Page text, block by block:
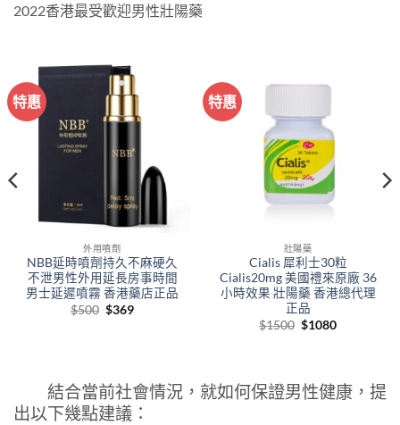
2022香港最受歡迎男性壯陽藥
特惠
外用噴劑
NBB延時噴劑持久不麻硬久
不泄男性外用延長房事時間
男士延遲噴霧 香港藥店正品
$500 Original
$369Current
特惠
壯陽藥
Cialis 犀利士30粒
Cialis20mg 美國禮來原廠 36
小時效果 壯陽藥 香港總代理
正品
$1500 Original
$1080Current
結合當前社會情況，就如何保證男性健康，提
出以下幾點建議：